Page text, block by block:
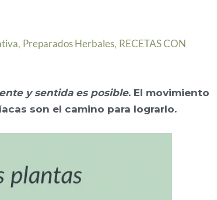
, Preparados Herbales, RECETAS CON
y sentida es posible. El movimiento
son el camino para lograrlo.